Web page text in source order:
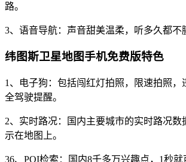
路。
3、语音导航：声音甜美温柔，听多久都不
纬图斯卫星地图手机免费版特色
1、电子狗：包括闯红灯拍照，限速拍照，
全驾驶提醒。
2、实时路况：国内主要城市的实时路况数
示在地图上。
36、POI检索：国内8千多万兴趣点，1秒